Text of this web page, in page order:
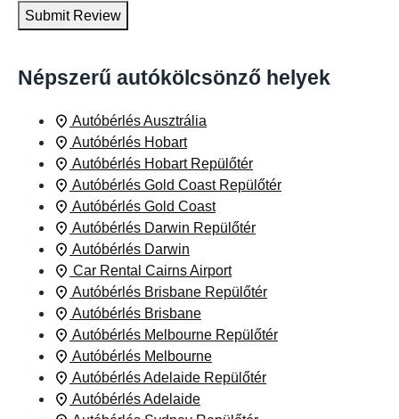
Submit Review
Népszerű autókölcsönző helyek
Autóbérlés Ausztrália
Autóbérlés Hobart
Autóbérlés Hobart Repülőtér
Autóbérlés Gold Coast Repülőtér
Autóbérlés Gold Coast
Autóbérlés Darwin Repülőtér
Autóbérlés Darwin
Car Rental Cairns Airport
Autóbérlés Brisbane Repülőtér
Autóbérlés Brisbane
Autóbérlés Melbourne Repülőtér
Autóbérlés Melbourne
Autóbérlés Adelaide Repülőtér
Autóbérlés Adelaide